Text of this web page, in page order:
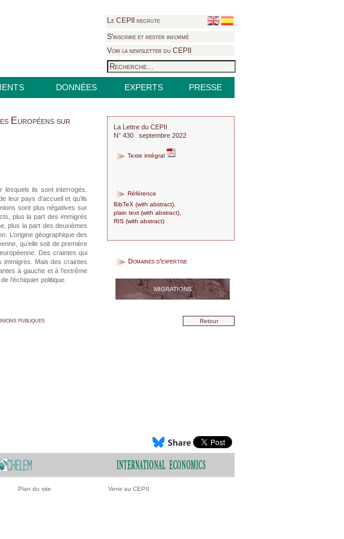
Le CEPII recrute
S'inscrire et rester informé
Voir la newsletter du CEPII
DONNÉES EXPERTS PRESSE
Européens sur
lesquels ils sont interrogés.
leur pays d’accueil et qu’ils
sont plus négatives sur
plus la part des immigrés
plus la part des deuxièmes
L’origine géographique des
qu’elle soit de première
Des craintes qui
immigrés. Mais des craintes
à gauche et à l’extrême
l’échiquier politique.
publiques
La Lettre du CEPII
N° 430 septembre 2022
Texte intégral
Référence
BibTeX (with abstract),
plain text (with abstract),
RIS (with abstract)
Domaines d'expertise
MIGRATIONS
Retour
Plan du site Venir au CEPII